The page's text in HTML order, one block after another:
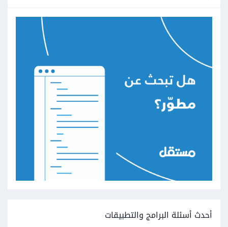
أحدث أسئلة البرامج والتطبيقات